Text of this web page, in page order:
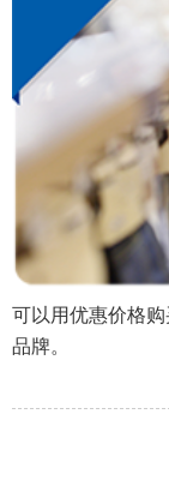
可以用优惠价格
品牌。